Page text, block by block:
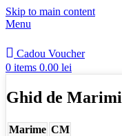
Skip to main content
Menu
Cadou Voucher
0 items 0.00 lei
Ghid de Marimi
Marime CM